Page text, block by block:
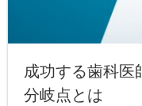
成功する歯科医
分岐点とは